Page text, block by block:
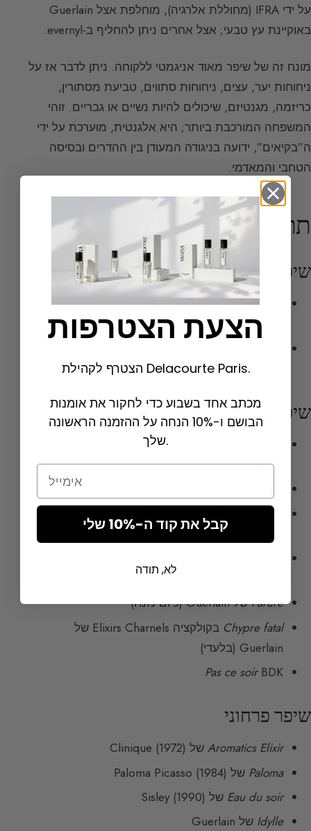
על ידי IFRA (מחוללת אלרגיה), מוחלפת אצל Guerlain
באוקיינת עץ טבעי; אצל אחרים ניתן להחליף ב-evernyl.
מונח זה של שיפר מאוד אניגמטי ללקוחה. ניתן לדבר אז על
ניחוחות יער, עצים, ניחוחות סתווים, טביעת מסתורין,
כריזמה, מגנטיזם, שיכולים להיות נשיים או גבריים. זוהי
המשפחה המורכבת ביותר; היא אלגנטית, מוערכת על ידי
ה”בקיאים”, ידועה בניגודה המעודן בין ההדרים ובסיסה
הטחבי והמאדמי.
תת-משפחות שיפר
שיפרים קלאסיים וירוקים
Chypre Vert: Miss Dior
של Christian Dior
(1947)
Coutureמ-Valentino
שיפרים פירותיים
בתו C14 בבשמים.
Coco Mademoiselle
Parureשל Guerlain (כיום נזנח)
Chypre fatal
בקולקציה Elixirs Charnels של
Guerlain (בלעדי)
Pas ce soirBDK
שיפר פרחוני
Aromatics Elixir של Clinique (1972)
Paloma של Paloma Picasso (1984)
Eau du soir של Sisley (1990)
Idylle של Guerlain
הצעת הצטרפות
הצטרף לקהילת Delacourte Paris.
מכתב אחד בשבוע כדי לחקור את אומנות
הבושם ו-10% הנחה על ההזמנה הראשונה
שלך.
Email
קבל את קוד ה-10% שלי
לא, תודה